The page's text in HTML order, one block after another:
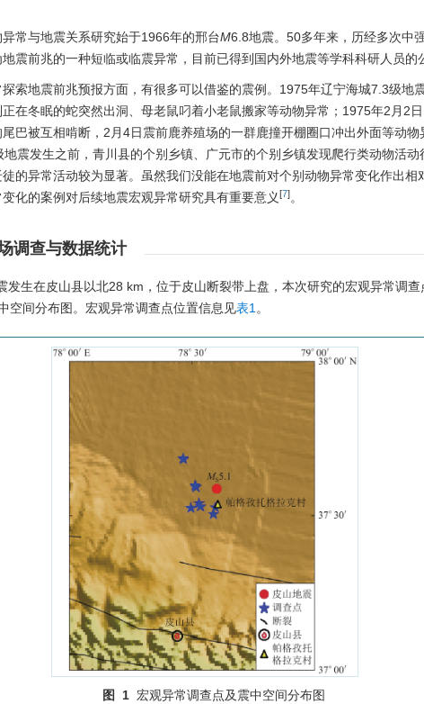
常与地震关系研究始于1966年的邢台M6.8地震。50多年来，历经多次中
震前兆的一种短临或临震异常，目前已得到国内外地震等学科科研人员的
索地震前兆预报方面，有很多可以借鉴的震例。1975年辽宁海城7.3级地
正在冬眠的蛇突然出洞、母老鼠叼着小老鼠搬家等动物异常；1975年2月2
巴被互相啃断，2月4日震前鹿养殖场的一群鹿撞开棚圈口冲出外面等动物
震发生之前，青川县的个别乡镇、广元市的个别乡镇发现爬行类动物活动
的异常活动较为显著。虽然我们没能在地震前对个别动物异常变化作出相
化的案例对后续地震宏观异常研究具有重要意义[7]。
调查与数据统计
发生在皮山县以北28 km，位于皮山断裂带上盘，本次研究的宏观异常调
空间分布图。宏观异常调查点位置信息见表1 。
图 1 宏观异常调查点及震中空间分布图